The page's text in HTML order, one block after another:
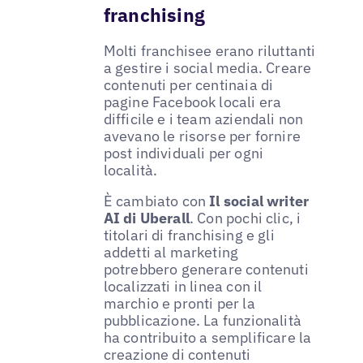
franchising
Molti franchisee erano riluttanti
a gestire i social media. Creare
contenuti per centinaia di
pagine Facebook locali era
difficile e i team aziendali non
avevano le risorse per fornire
post individuali per ogni
località.
È cambiato con Il social writer
AI di Uberall. Con pochi clic, i
titolari di franchising e gli
addetti al marketing
potrebbero generare contenuti
localizzati in linea con il
marchio e pronti per la
pubblicazione. La funzionalità
ha contribuito a semplificare la
creazione di contenuti